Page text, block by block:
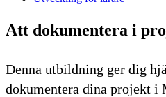
Att dokumentera i
Denna utbildning ger dig
dokumentera dina projekt i